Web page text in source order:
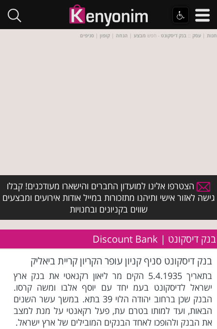
חנות | עסק :: בנק דיסקונט - חפש מבצע | הנחה | קופון | סניפים
הצטרפו אלינו למועדון החברים והישארו מעודכנים! קבלו
גישה לאזור אישי ותיהנו מתזכורות במייל אודות אירועים ומבצעים
שווים בקניונים ובחנויות
בנק דיסקונט | Discount Bank
בנק דיסקונט סניף קניון עופר הקריון קריית ביאליק
בתאריך 5.4.1935 הקים מר ליאון רקנאטי את בנק ארץ
ישראל לדיסקונט בעמ יחד עם יוסף אלבו ומשה קרסו.
הבנק שכן ברחוב יהודה הלוי 39 בתא. במשך עשר השנים
הבאות, ועד למותו בטרם עת, פעל רקאנטי על מנת למצב
את הבנק ולהופכו לאחד הבנקים המובילים של ארץ ישראל.